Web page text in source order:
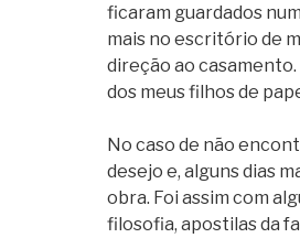
ficaram guardados
mais no escritório de
direção ao
dos meus filhos de
No caso de não
desejo e, alguns dias
obra. Foi assim com
filosofia, apostilas da